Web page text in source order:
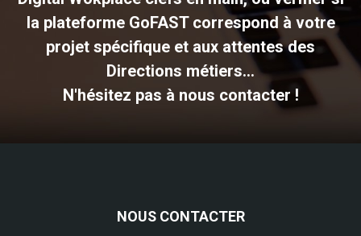
la plateforme GoFAST correspond à votre
projet spécifique et aux attentes des
Directions métiers...
N'hésitez pas à nous contacter !
NOUS CONTACTER